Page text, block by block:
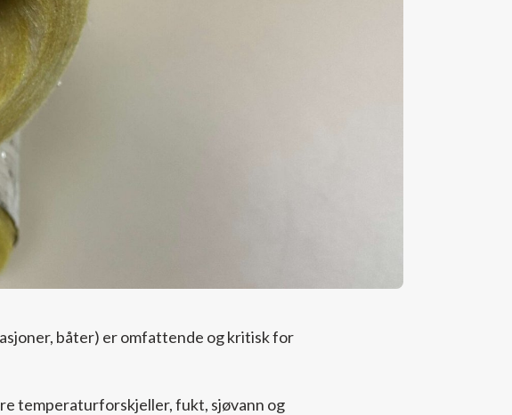
båter) er omfattende og kritisk for
temperaturforskjeller, fukt, sjøvann og